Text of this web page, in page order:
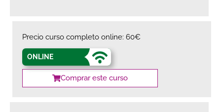
Precio curso completo online: 60€
ONLINE
Comprar este curso